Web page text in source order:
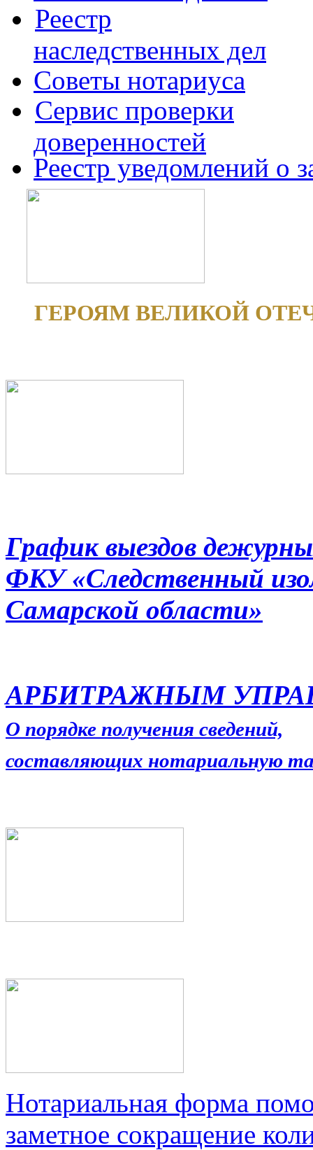
Реестр
наследственных дел
Советы нотариуса
Сервис проверки
доверенностей
Реестр уведомлений о
ГЕРОЯМ ВЕЛИКОЙ
График выездов
ФКУ «Следственный
Самарской области»
АРБИТРАЖНЫМ
О порядке получения сведений,
составляющих нотариальную
Нотариальная форма
заметное сокращение